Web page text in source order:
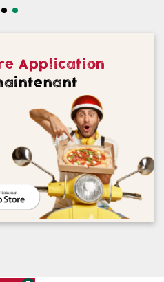
Application